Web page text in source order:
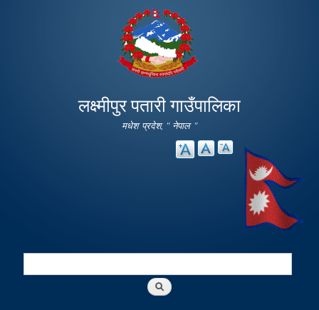
main
content
लक्ष्मीपुर पतारी गाउँपालिका
मधेश प्रदेश, " नेपाल "
Search